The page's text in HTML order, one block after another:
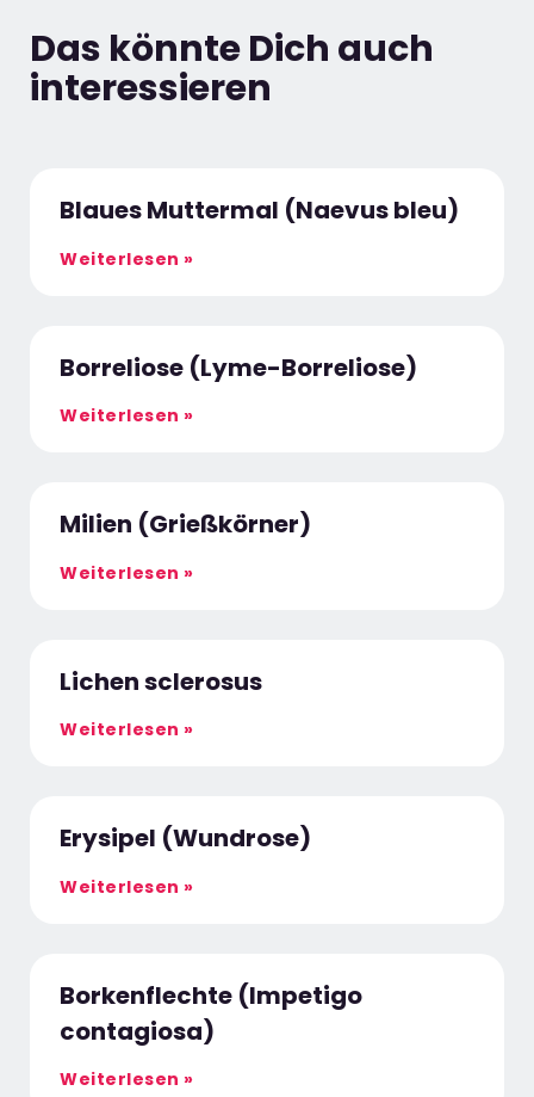
Das könnte Dich auch
interessieren
Blaues Muttermal (Naevus bleu)
Weiterlesen »
Borreliose (Lyme-Borreliose)
Weiterlesen »
Milien (Grießkörner)
Weiterlesen »
Lichen sclerosus
Weiterlesen »
Erysipel (Wundrose)
Weiterlesen »
Borkenflechte (Impetigo
contagiosa)
Weiterlesen »